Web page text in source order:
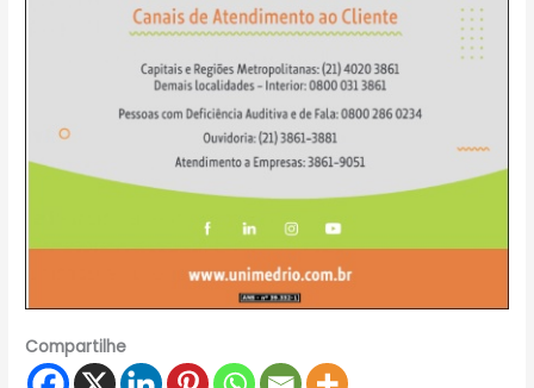
Compartilhe